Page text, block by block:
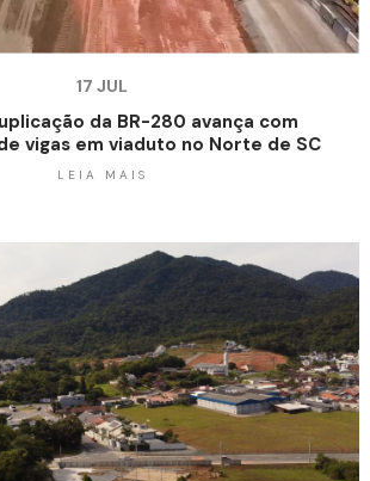
17 JUL
da BR-280 avança com
vigas em viaduto no Norte de SC
LEIA MAIS